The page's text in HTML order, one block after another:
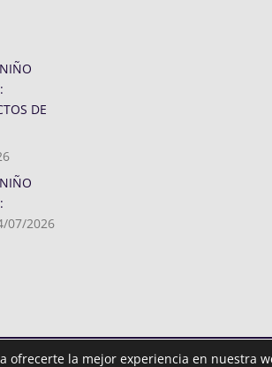
DE
07/2026
Todos los derechos reservados.Política
ofrecerte la mejor experiencia en nuestra